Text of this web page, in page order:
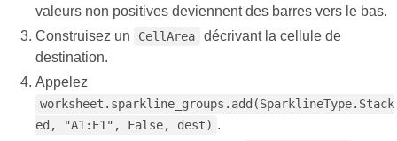
valeurs non positives deviennent des barres vers le bas.
Construisez un
CellArea
décrivant la cellule de
destination.
Appelez
worksheet.sparkline_groups.add(SparklineType.Stack
ed, "A1:E1", False, dest) .